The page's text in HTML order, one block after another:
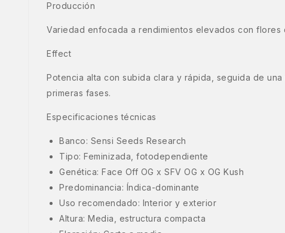
Producción
Variedad enfocada a rendimientos elevados con flores
Effect
Potencia alta con subida clara y rápida, seguida de
primeras fases.
Especificaciones técnicas
Banco: Sensi Seeds Research
Tipo: Feminizada, fotodependiente
Genética: Face Off OG x SFV OG x OG Kush
Predominancia: Índica-dominante
Uso recomendado: Interior y exterior
Altura: Media, estructura compacta